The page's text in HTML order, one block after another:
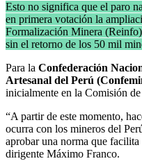
Esto no significa que el paro
en primera votación la
Formalización Minera
sin el retorno de los 50 mil
Para la Confederación
Artesanal del Perú
inicialmente en la Comisión
“A partir de este momento,
ocurra con los mineros del
aprobar una norma que
dirigente Máximo Franco.